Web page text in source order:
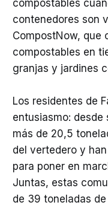
compostables
contenedores son
CompostNow, que
compostables en
granjas y jardines
Los residentes de
entusiasmo:
más de 20,5
del vertedero y
para poner en
Juntas, estas
de 39 toneladas